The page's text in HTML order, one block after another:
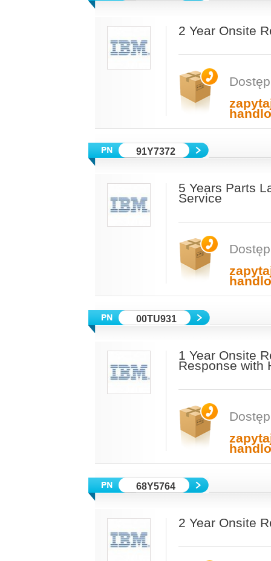
2 Year Onsite
91Y7372
5 Years Parts
Service
00TU931
1 Year Onsite
Response with
68Y5764
2 Year Onsite